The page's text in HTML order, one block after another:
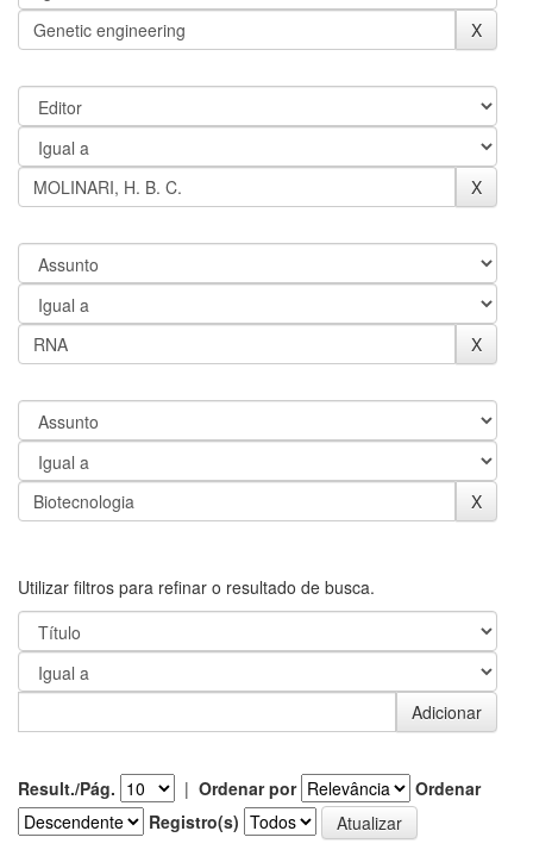
Utilizar filtros para refinar o resultado de busca.
Result./Pág. | Ordenar por
Ordenar
Registro(s)